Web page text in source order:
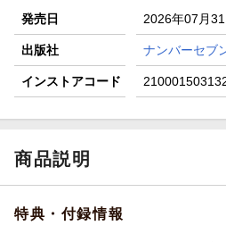
楽天モバイル紹介キャンペーンの
進呈
条件達成で楽天限定・宝塚歌劇
が当たる
発売日 2026年07月
出版社 ナンバーセブ
インストアコード
商品説明
特典・付録情報